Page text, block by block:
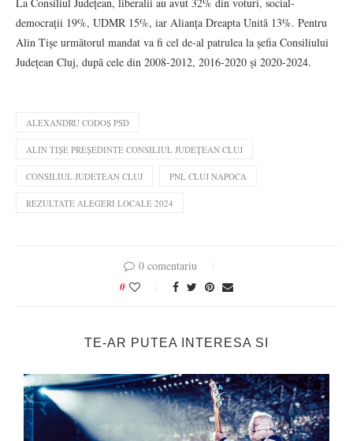
democrații 19%, UDMR 15%, iar Alianța Dreapta Unită 13%. Pentru
Alin Tișe următorul mandat va fi cel de-al patrulea la șefia Consiliului
Județean Cluj, după cele din 2008-2012, 2016-2020 și 2020-2024.
ALEXANDRU CODOȘ PSD
ALIN TIȘE PREȘEDINTE CONSILIUL JUDEȚEAN CLUJ
CONSILIUL JUDETEAN CLUJ PNL CLUJ NAPOCA
REZULTATE ALEGERI LOCALE 2024
0 comentariu
0
TE-AR PUTEA INTERESA SI